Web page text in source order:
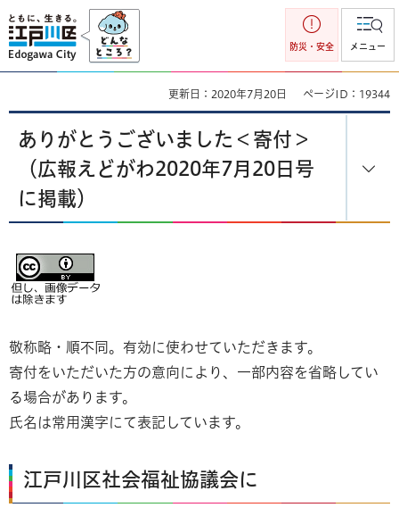
江戸川区
防災・安全 メニュー
更新日：2020年7月20日 ページID：19344
ありがとうございました＜寄付＞
（広報えどがわ2020年7月20日号
に掲載）
敬称略・順不同。有効に使わせていただきます。
寄付をいただいた方の意向により、一部内容を省略してい
る場合があります。
氏名は常用漢字にて表記しています。
江戸川区社会福祉協議会に